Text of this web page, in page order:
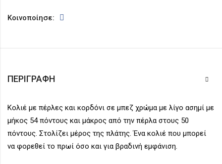
Κοινοποίησε:
ΠΕΡΙΓΡΑΦΉ
Κολιέ με πέρλες και κορδόνι σε μπεζ χρώμα με λίγο ασημί με
μήκος 54 πόντους και μάκρος από την πέρλα στους 50
πόντους. Στολίζει μέρος της πλάτης. Ένα κολιέ που μπορεί
να φορεθεί το πρωί όσο και για βραδινή εμφάνιση.